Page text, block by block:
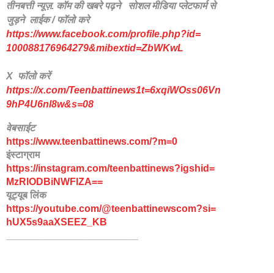
तीनबत्ती न्यूज़. कॉम की खबरे पढ़नेसोशल मीडिया प्लेटफार्म से
जुड़ने लाईक / फॉलो करे
https://www.facebook.com/profile.php?id=
100088176964279&mibextid=ZbWKwL
X फॉलो करें
https://x.com/Teenbattinews1t=6xqiWOss06Vn
9hP4U6nl8w&s=08
वेबसाईट
https://www.teenbattinews.com/?m=0
इंस्टाग्राम
https://instagram.com/teenbattinews?igshid=
MzRlODBiNWFlZA==
यूट्यूब लिंक
https://youtube.com/@teenbattinewscom?si=
hUX5s9aaXSEEZ_KB